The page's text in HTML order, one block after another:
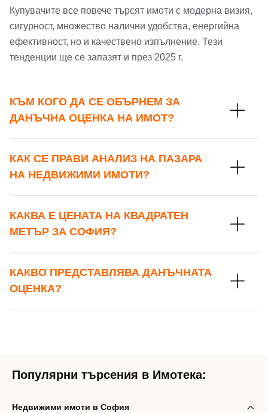
Купувачите все повече търсят имоти с модерна визия,
сигурност, множество налични удобства, енергийна
ефективност, но и качествено изпълнение. Тези
тенденции ще се запазят и през 2025 г.
КЪМ КОГО ДА СЕ ОБЪРНЕМ ЗА
ДАНЪЧНА ОЦЕНКА НА ИМОТ?
КАК СЕ ПРАВИ АНАЛИЗ НА ПАЗАРА
НА НЕДВИЖИМИ ИМОТИ?
КАКВА Е ЦЕНАТА НА КВАДРАТЕН
МЕТЪР ЗА СОФИЯ?
КАКВО ПРЕДСТАВЛЯВА ДАНЪЧНАТА
ОЦЕНКА?
Популярни търсения в Имотека:
Недвижими имоти в София